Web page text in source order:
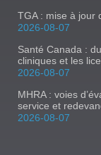
TGA : mise à jour
2026-08-07
Santé Canada :
cliniques et les
2026-08-07
MHRA : voies
service et
2026-08-07